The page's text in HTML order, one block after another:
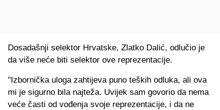
Dosadašnji selektor Hrvatske, Zlatko Dalić, odlučio je
da više neće biti selektor ove reprezentacije.
"Izbornička uloga zahtijeva puno teških odluka, ali ova
mi je sigurno bila najteža. Uvijek sam govorio da nema
veće časti od vođenja svoje reprezentacije, i da ne